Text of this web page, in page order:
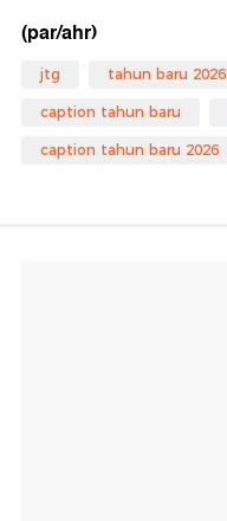
(par/ahr)
jtg tahun baru 2026
caption tahun baru
caption tahun baru 2026